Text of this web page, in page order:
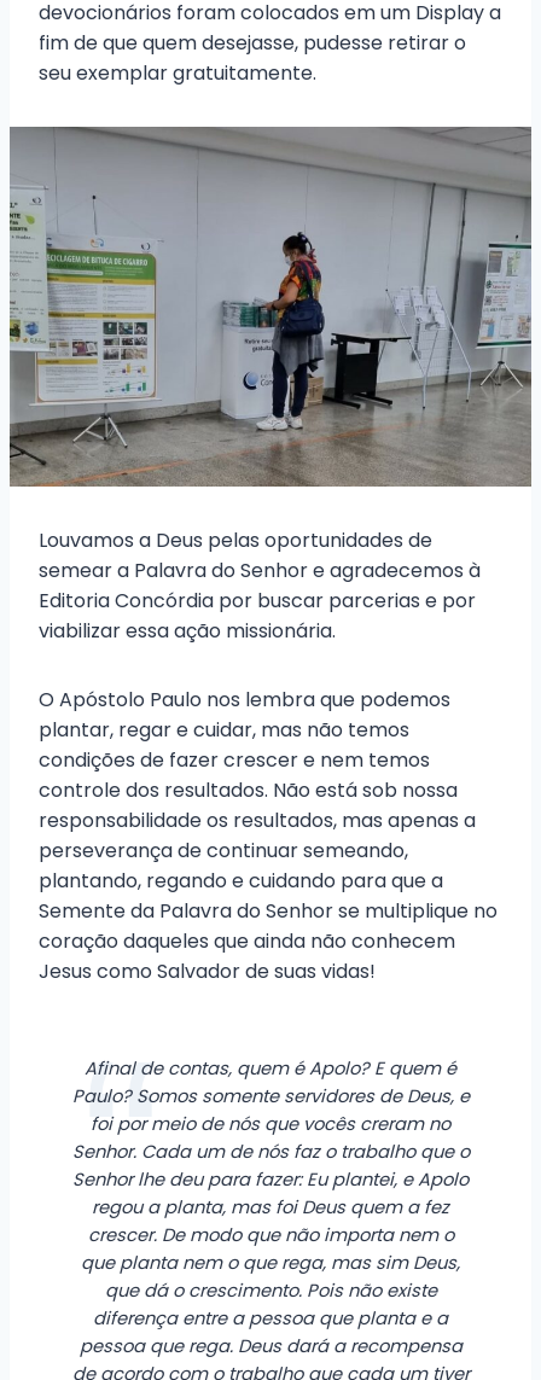
devocionários foram colocados em um Display a
fim de que quem desejasse, pudesse retirar o
seu exemplar gratuitamente.
Louvamos a Deus pelas oportunidades de
semear a Palavra do Senhor e agradecemos à
Editoria Concórdia por buscar parcerias e por
viabilizar essa ação missionária.
O Apóstolo Paulo nos lembra que podemos
plantar, regar e cuidar, mas não temos
condições de fazer crescer e nem temos
controle dos resultados. Não está sob nossa
responsabilidade os resultados, mas apenas a
perseverança de continuar semeando,
plantando, regando e cuidando para que a
Semente da Palavra do Senhor se multiplique no
coração daqueles que ainda não conhecem
Jesus como Salvador de suas vidas!
Afinal de contas, quem é Apolo? E quem é
Paulo? Somos somente servidores de Deus, e
foi por meio de nós que vocês creram no
Senhor. Cada um de nós faz o trabalho que o
Senhor lhe deu para fazer: Eu plantei, e Apolo
regou a planta, mas foi Deus quem a fez
crescer. De modo que não importa nem o
que planta nem o que rega, mas sim Deus,
que dá o crescimento. Pois não existe
diferença entre a pessoa que planta e a
pessoa que rega. Deus dará a recompensa
de acordo com o trabalho que cada um tiver